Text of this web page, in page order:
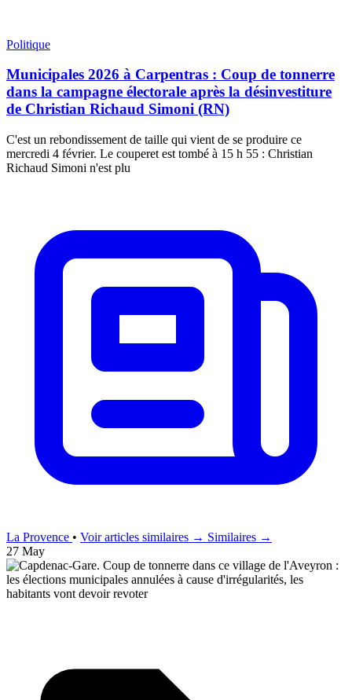
Politique
Municipales 2026 à Carpentras : Coup de tonnerre
dans la campagne électorale après la désinvestiture
de Christian Richaud Simoni (RN)
C'est un rebondissement de taille qui vient de se produire ce
mercredi 4 février. Le couperet est tombé à 15 h 55 : Christian
Richaud Simoni n'est plu
La Provence • Voir articles similaires → Similaires →
27 May